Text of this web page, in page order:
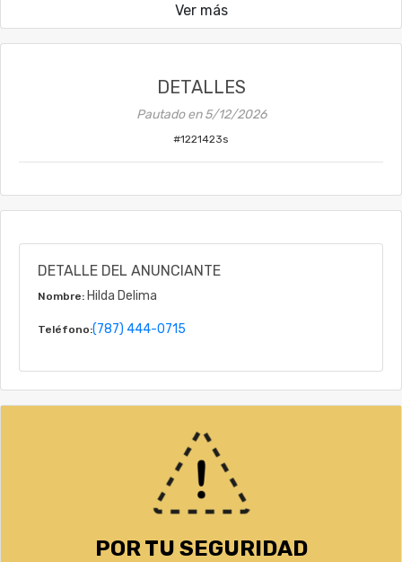
Ver más
DETALLES
Pautado en5/12/2026
#1221423s
DETALLE DEL ANUNCIANTE
Nombre: Hilda Delima
Teléfono:(787) 444-0715
POR TU SEGURIDAD